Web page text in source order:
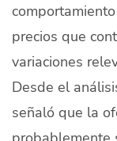
precios que
variaciones
Desde el
señaló que la
probablemente